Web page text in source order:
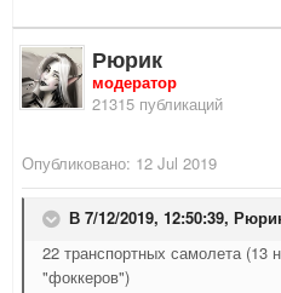
Рюрик
модератор
21315 публикаций
Опубликовано: 12 Jul 2019
В 7/12/2019, 12:50:39,
22 транспортных самолета (13
"фоккеров")